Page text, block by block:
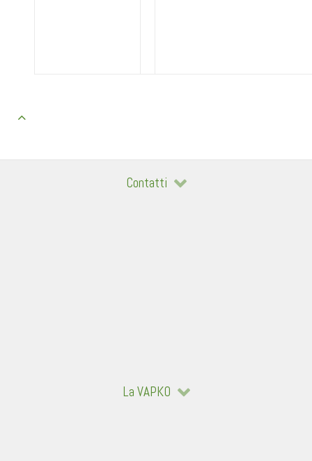
Contatti
La VAPKO